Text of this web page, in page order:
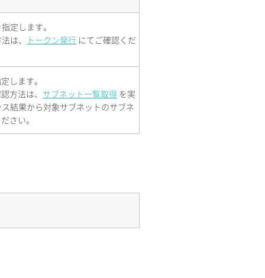
定します。
は、
トークン発行 にてご確認くだ
します。
方法は、 サブネット一覧取得 を実
結果から対象サブネットのサブネ
さい。